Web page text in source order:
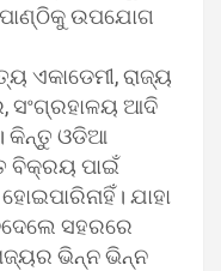
ଉପଯୋଗ
ଏକାଡେମୀ, ରାଜ୍ୟ
ସଂଗ୍ରହାଳୟ ଆଦି
କିନ୍ତୁ ଓଡିଆ
ବିକ୍ରୟ ପାଇଁ
ଯାହା
ସହରରେ
ଭିନ୍ନ ଭିନ୍ନ